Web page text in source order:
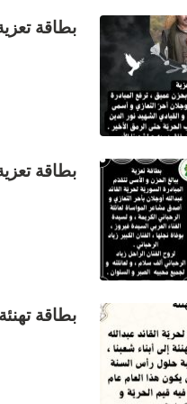
بطاقة
بطاقة
بطاقة